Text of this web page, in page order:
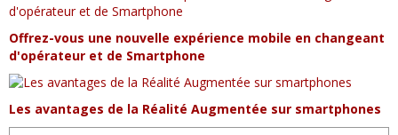
Offrez-vous une nouvelle expérience mobile en changeant
d'opérateur et de Smartphone
Les avantages de la Réalité Augmentée sur smartphones